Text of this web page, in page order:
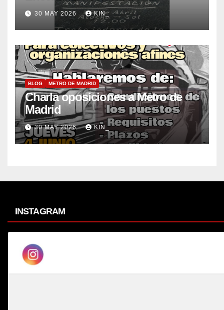
30 MAY 2026 KIN_
BLOG METRO DE MADRID
Charla oposiciones a Metro de
Madrid
30 MAY 2026 KIN_
INSTAGRAM